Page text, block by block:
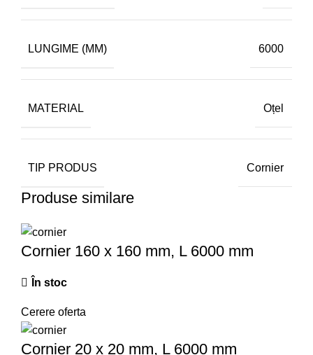
LUNGIME (MM) 6000
MATERIAL Oțel
TIP PRODUS Cornier
Produse similare
Cornier 160 x 160 mm, L 6000 mm
În stoc
Cerere oferta
Cornier 20 x 20 mm, L 6000 mm